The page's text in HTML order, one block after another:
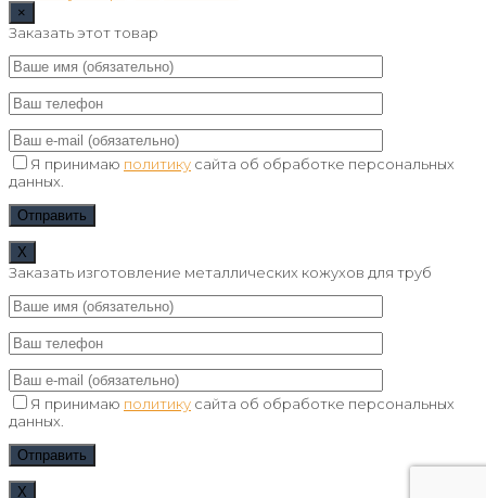
×
Заказать этот товар
Я принимаю политику сайта об обработке персональных
данных.
Х
Заказать изготовление металлических кожухов для труб
Я принимаю политику сайта об обработке персональных
данных.
Х